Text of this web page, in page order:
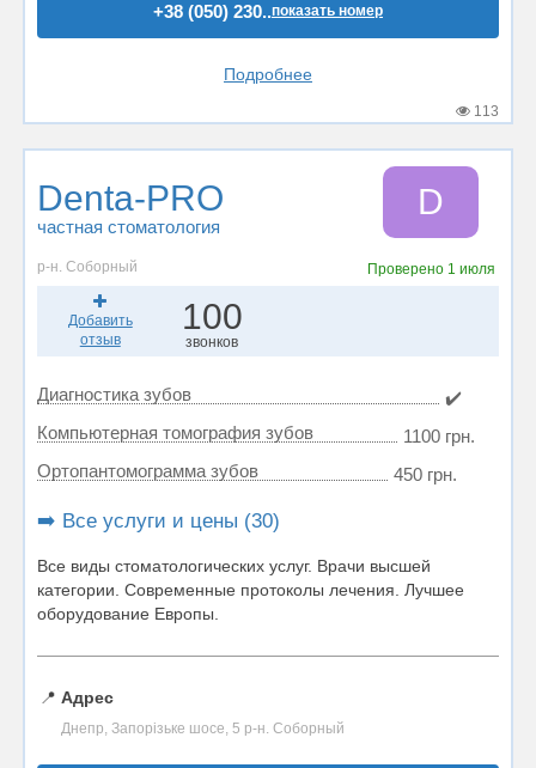
+38 (050) 230..показать номер
Подробнее
113
Denta-PRO
частная стоматология
D
р-н. Соборный Проверено 1 июля
Добавить
отзыв
100
звонков
Диагностика зубов
✔️
Компьютерная томография зубов
1100 грн.
Ортопантомограмма зубов
450 грн.
➡️ Все услуги и цены (30)
Все виды стоматологических услуг. Врачи высшей
категории. Современные протоколы лечения. Лучшее
оборудование Европы.
📍 Адрес
Днепр, Запорізьке шосе, 5 р-н. Соборный